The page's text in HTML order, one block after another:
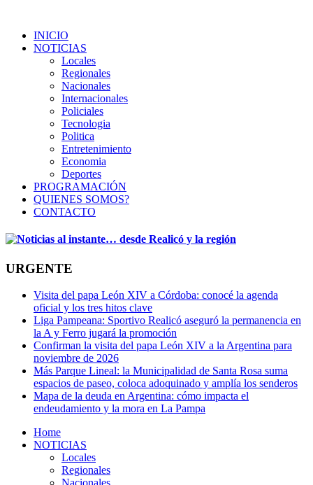
INICIO
NOTICIAS
Locales
Regionales
Nacionales
Internacionales
Policiales
Tecnologia
Politica
Entretenimiento
Economia
Deportes
PROGRAMACIÓN
QUIENES SOMOS?
CONTACTO
URGENTE
Visita del papa León XIV a Córdoba: conocé la agenda
oficial y los tres hitos clave
Liga Pampeana: Sportivo Realicó aseguró la permanencia en
la A y Ferro jugará la promoción
Confirman la visita del papa León XIV a la Argentina para
noviembre de 2026
Más Parque Lineal: la Municipalidad de Santa Rosa suma
espacios de paseo, coloca adoquinado y amplía los senderos
Mapa de la deuda en Argentina: cómo impacta el
endeudamiento y la mora en La Pampa
Home
NOTICIAS
Locales
Regionales